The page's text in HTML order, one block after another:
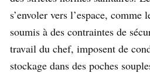
s’envoler vers l’espace, comme
soumis à des contraintes de
travail du chef, imposent de
stockage dans des poches